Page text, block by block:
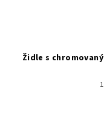
Židle s